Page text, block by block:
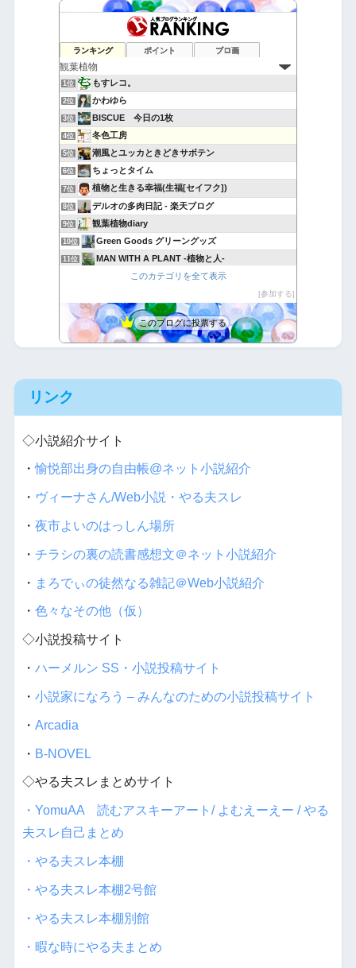
ランキング ポイント ブロ画
1位 もすレコ。
2位 かわゆら
3位 BISCUE 今日の1枚
4位 冬色工房
5位 潮風とユッカときどきサボテン
6位 ちょっとタイム
7位 植物と生きる幸福(生福[セイフク])
8位 デルオの多肉日記 - 楽天ブログ
9位 観葉植物diary
10位 Green Goods グリーングッズ
11位 MAN WITH A PLANT -植物と人-
おもいつかない
多肉植物・サボテンの種類、一覧と育て方 図鑑サイト｜TA29
14位 アボタリアンのアボカド生活
15位 Yubisakino Jyunin
このカテゴリを全て表示
参加する
このブログに投票する
リンク
◇小説紹介サイト
・愉悦部出身の自由帳@ネット小説紹介
・ ヴィーナさん/Web小説・やる夫スレ
・ 夜市よいのはっしん場所
・ チラシの裏の読書感想文＠ネット小説紹介
・ まろでぃの徒然なる雑記＠Web小説紹介
・ 色々なその他（仮）
◇小説投稿サイト
・ ハーメルン SS・小説投稿サイト
・ 小説家になろう – みんなのための小説投稿サイト
・ Arcadia
・ B-NOVEL
◇やる夫スレまとめサイト
・YomuAA 読むアスキーアート/ よむえーえー / やる
夫スレ自己まとめ
・やる夫スレ本棚
・やる夫スレ本棚2号館
・やる夫スレ本棚別館
・暇な時にやる夫まとめ